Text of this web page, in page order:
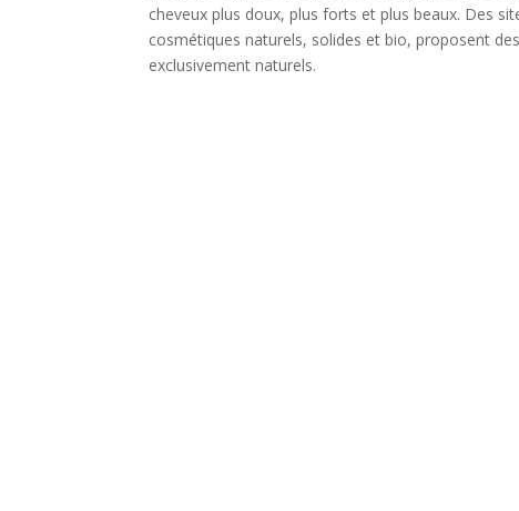
cheveux plus doux, plus forts et plus beaux. Des
cosmétiques naturels, solides et bio, proposent
exclusivement naturels.